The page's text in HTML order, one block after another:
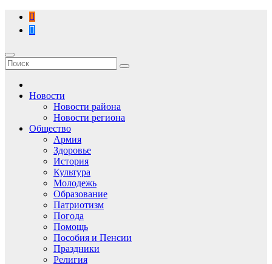
Перейти
содержимому
Новости
Новости района
Новости региона
Общество
Армия
Здоровье
История
Культура
Молодежь
Образование
Патриотизм
Погода
Помощь
Пособия и Пенсии
Праздники
Религия